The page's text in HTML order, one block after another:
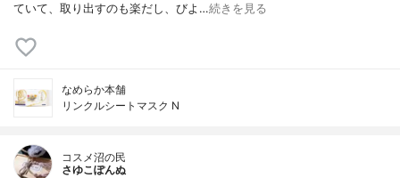
ていて、取り出すのも楽だし、びよ…続きを見る
なめらか本舗
リンクルシートマスク N
コスメ沼の民
さゆこぽんぬ